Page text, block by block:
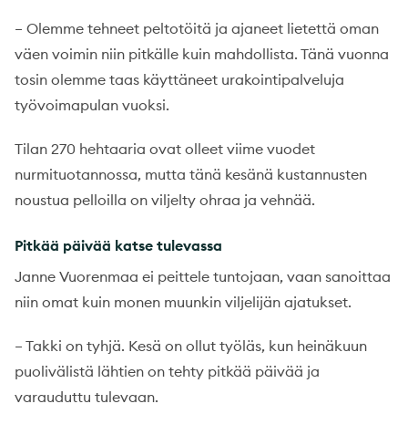
– Olemme tehneet peltotöitä ja ajaneet lietettä oman
väen voimin niin pitkälle kuin mahdollista. Tänä vuonna
tosin olemme taas käyttäneet urakointipalveluja
työvoimapulan vuoksi.
Tilan 270 hehtaaria ovat olleet viime vuodet
nurmituotannossa, mutta tänä kesänä kustannusten
noustua pelloilla on viljelty ohraa ja vehnää.
Pitkää päivää katse tulevassa
Janne Vuorenmaa ei peittele tuntojaan, vaan sanoittaa
niin omat kuin monen muunkin viljelijän ajatukset.
– Takki on tyhjä. Kesä on ollut työläs, kun heinäkuun
puolivälistä lähtien on tehty pitkää päivää ja
varauduttu tulevaan.